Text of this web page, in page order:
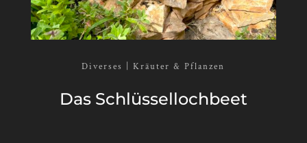
Diverses | Kräuter & Pflanzen
Das Schlüssellochbeet